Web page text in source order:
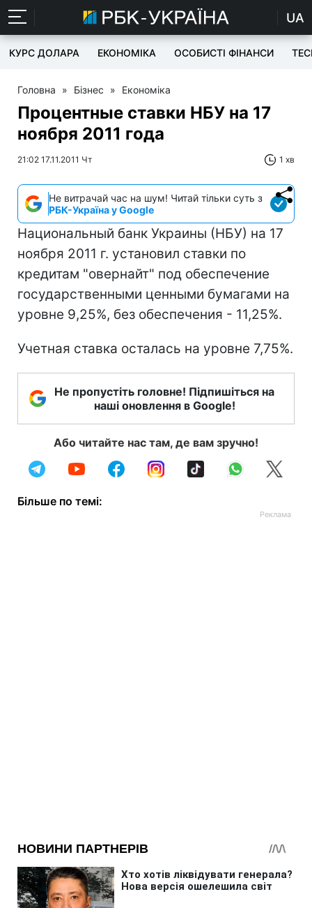
UA
КУРС ДОЛАРА ЕКОНОМІКА ОСОБИСТІ ФІНАНСИ
Головна » Бізнес » Економіка
Процентные ставки НБУ на 17
ноября 2011 года
21:02 17.11.2011 Чт 1 хв
Не витрачай час на шум! Читай тільки суть з
РБК-Україна у Google
Национальный банк Украины (НБУ) на 17
ноября 2011 г. установил ставки по
кредитам "овернайт" под обеспечение
государственными ценными бумагами на
уровне 9,25%, без обеспечения - 11,25%.
Учетная ставка осталась на уровне 7,75%.
Не пропустіть головне! Підпишіться на
наші оновлення в Google!
Або читайте нас там, де вам зручно!
Більше по темі: